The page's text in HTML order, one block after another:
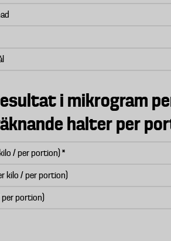
i mikrogram
halter per
/ per portion) *
kilo / per portion)
per portion)